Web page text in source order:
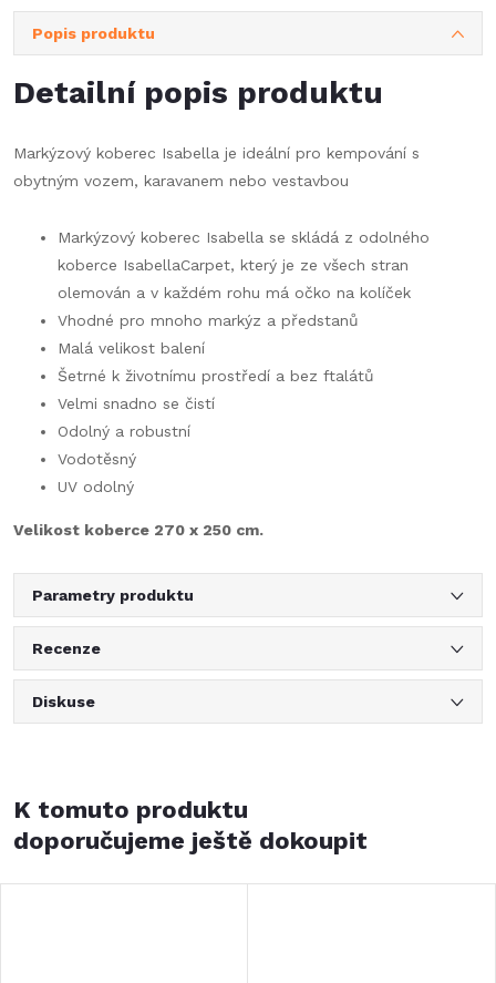
Popis produktu
Detailní popis produktu
Markýzový koberec Isabella je ideální pro kempování s
obytným vozem, karavanem nebo vestavbou
Markýzový koberec Isabella se skládá z odolného
koberce IsabellaCarpet, který je ze všech stran
olemován a v každém rohu má očko na kolíček
Vhodné pro mnoho markýz a předstanů
Malá velikost balení
Šetrné k životnímu prostředí a bez ftalátů
Velmi snadno se čistí
Odolný a robustní
Vodotěsný
UV odolný
Velikost koberce 270 x 250 cm.
Parametry produktu
Recenze
Diskuse
K tomuto produktu
doporučujeme ještě dokoupit